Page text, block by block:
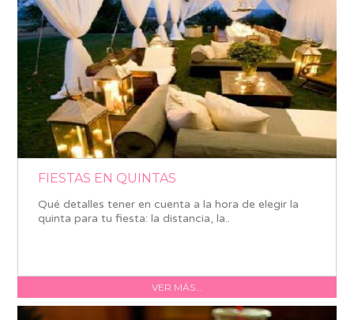
FIESTAS EN QUINTAS
Qué detalles tener en cuenta a la hora de elegir la
quinta para tu fiesta: la distancia, la..
VER MÁS...